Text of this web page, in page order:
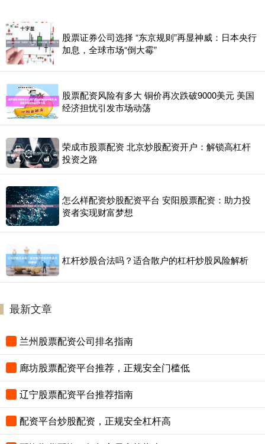
股票证券公司选择 “东京规则”再显神威：日本央行
加息，全球市场“倒大霉”
股票配资风险有多大 铜价再次跌破9000美元 美国
经济担忧引发市场动荡
荣成市股票配资 北京炒股配资开户：解锁高杠杆
投资之路
怎么样配资炒股配资平台 安阳股票配资：助力投
资者实现财富梦想
杠杆炒股合法吗？适合散户的杠杆炒股风险解析
最新文章
兰州股票配资公司排名指南
廊坊股票配资平台推荐，正规安全门槛低
辽宁股票配资平台推荐指南
配资平台炒股配资，正规安全杠杆高